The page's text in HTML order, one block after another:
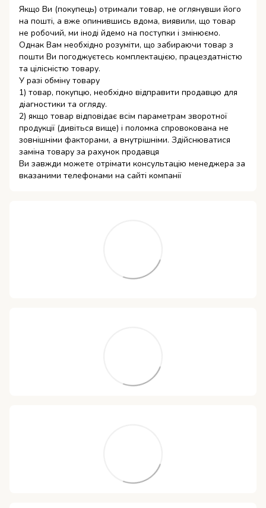
Якщо Ви (покупець) отримали товар, не оглянувши його
на пошті, а вже опинившись вдома, виявили, що товар
не робочий, ми іноді йдемо на поступки і змінюємо.
Однак Вам необхідно розуміти, що забираючи товар з
пошти Ви погоджуєтесь комплектацією, працездатністю
та цілісністю товару.
У разі обміну товару
1) товар, покупцю, необхідно відправити продавцю для
діагностики та огляду.
2) якщо товар відповідає всім параметрам зворотної
продукції (дивіться вище) і поломка спровокована не
зовнішніми факторами, а внутрішніми. Здійснюватися
заміна товару за рахунок продавця
Ви завжди можете отрімати консультацію менеджера за
вказаними телефонами на сайті компанії